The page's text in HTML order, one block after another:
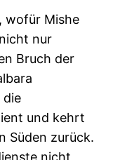
wofür Mishe
nur
Bruch der
die
und kehrt
Süden zurück.
nicht